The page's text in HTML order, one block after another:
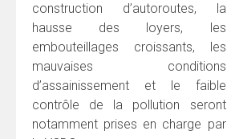
construction d’autoroutes, la
hausse des loyers, les
embouteillages croissants, les
mauvaises conditions
d’assainissement et le faible
contrôle de la pollution seront
notamment prises en charge par